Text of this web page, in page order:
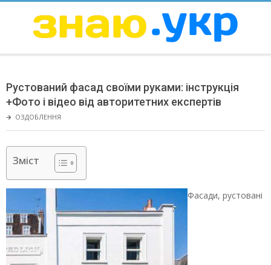
ЗНАЮ
Menu
Рустований фасад своїми руками: інструкція
+Фото і відео від авторитетних експертів
🡲 ОЗДОБЛЕННЯ
Зміст
Фасади, рустовані